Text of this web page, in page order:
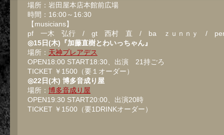
情
熱
注
意
報！
は
場所：岩田屋本店本館前広場
時間：16:00～16:30
【musicians】
pf 一木 弘行 / gt 西村 直 / ba ｚｕｎｎｙ / per
◎15日(木)『加藤直樹とわいっちゃん』
場所： 天神プレアデス
OPEN18:00 START18:30、出演 21持ごろ
TICKET ￥1500（要１オーダー）
◎22日(木) 博多音成り屋
場所： 博多音成り屋
OPEN19:30 START20:00、出演20時
TICKET ￥1500（要1DRINKオーダー）